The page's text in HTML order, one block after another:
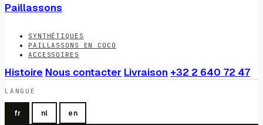
Paillassons
SYNTHÉTIQUES
PAILLASSONS EN COCO
ACCESSOIRES
Histoire Nous contacter Livraison +32 2 640 72 47
LANGUE
fr nl en